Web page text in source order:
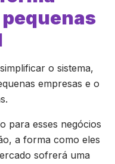
o sistema,
empresas e o
para esses negócios
a forma como eles
sofrerá uma